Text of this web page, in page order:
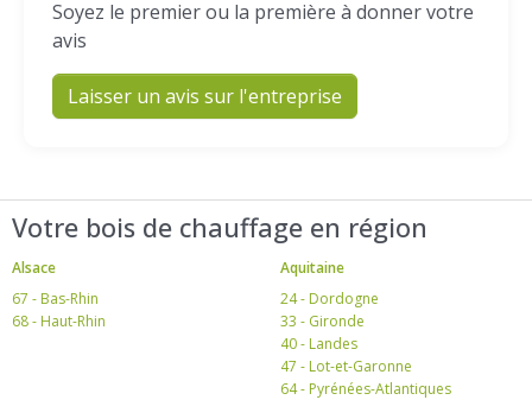
Soyez le premier ou la première à donner votre
avis
Laisser un avis sur l'entreprise
Votre bois de chauffage en région
Alsace
67 - Bas-Rhin
68 - Haut-Rhin
Aquitaine
24 - Dordogne
33 - Gironde
40 - Landes
47 - Lot-et-Garonne
64 - Pyrénées-Atlantiques